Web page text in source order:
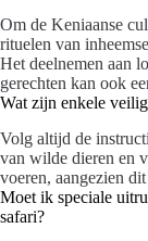
Om de Keniaanse
rituelen van
Het deelnemen aan
gerechten kan ook
Wat zijn enkele
Volg altijd de
van wilde dieren en
voeren, aangezien
Moet ik speciale
safari?